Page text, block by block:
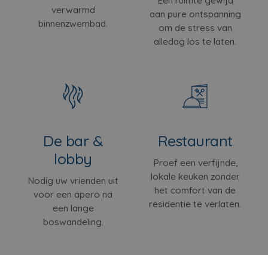
verwarmd
binnenzwembad.
aan pure ontspanning
om de stress van
alledag los te laten.
De bar &
lobby
Nodig uw vrienden uit
voor een apero na
een lange
boswandeling.
Restaurant
Proef een verfijnde,
lokale keuken zonder
het comfort van de
residentie te verlaten.